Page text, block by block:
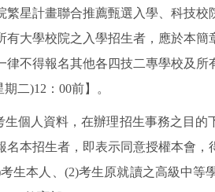
星計畫聯合推薦甄選入學、科技校
大學校院之入學招生者，應於本簡
不得報名其他各四技二專學校及所
期二)12 ： 00前】。
個人資料，在辦理招生事務之目的
本招生者，即表示同意授權本會，
考生本人、 (2)考生原就讀之高級中等